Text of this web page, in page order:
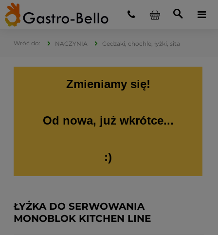
NACZYNIA Cedzaki, chochle, łyżki, sita
Zmieniamy się!
Od nowa, już wkrótce...
:)
ŁYŻKA DO SERWOWANIA
MONOBLOK KITCHEN LINE